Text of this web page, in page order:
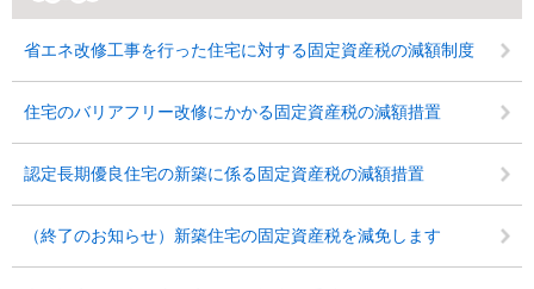
省エネ改修工事を行った住宅に対する固定資産税の減額制度
住宅のバリアフリー改修にかかる固定資産税の減額措置
認定長期優良住宅の新築に係る固定資産税の減額措置
（終了のお知らせ）新築住宅の固定資産税を減免します